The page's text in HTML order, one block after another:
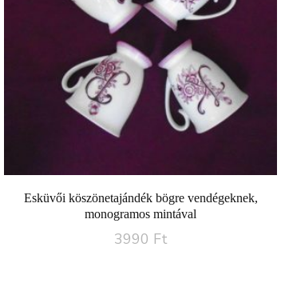
Esküvői köszönetajándék bögre vendégeknek,
monogramos mintával
3990 Ft